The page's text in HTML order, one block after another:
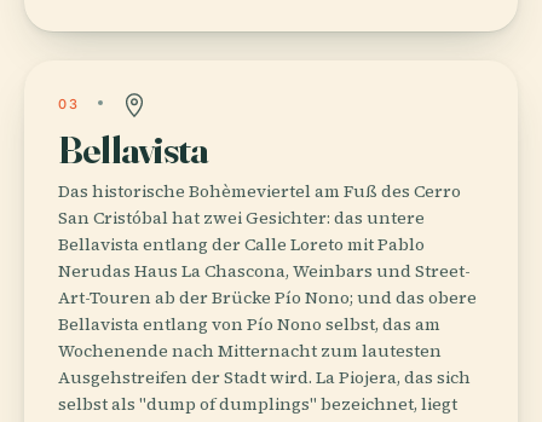
03
Bellavista
Das historische Bohèmeviertel am Fuß des Cerro
San Cristóbal hat zwei Gesichter: das untere
Bellavista entlang der Calle Loreto mit Pablo
Nerudas Haus La Chascona, Weinbars und Street-
Art-Touren ab der Brücke Pío Nono; und das obere
Bellavista entlang von Pío Nono selbst, das am
Wochenende nach Mitternacht zum lautesten
Ausgehstreifen der Stadt wird. La Piojera, das sich
selbst als "dump of dumplings" bezeichnet, liegt